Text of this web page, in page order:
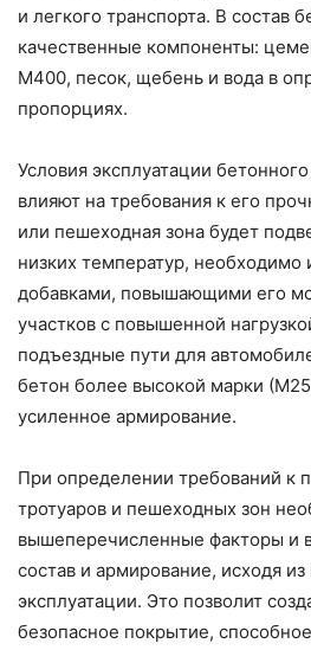
и легкого транспорта. В состав
качественные компоненты:
М400, песок, щебень и вода в
пропорциях.
Условия эксплуатации
влияют на требования к его
или пешеходная зона будет
низких температур, необходимо
добавками, повышающими его
участков с повышенной
подъездные пути для
бетон более высокой марки
усиленное армирование.
При определении требований к
тротуаров и пешеходных зон
вышеперечисленные факторы и
состав и армирование, исходя
эксплуатации. Это позволит
безопасное покрытие,